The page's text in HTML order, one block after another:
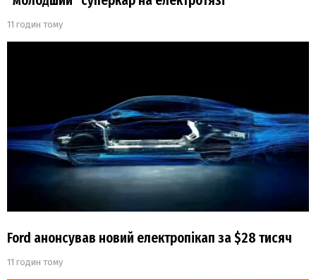
11 годин тому
Ford анонсував новий електропікап за $28 тисяч
11 годин тому